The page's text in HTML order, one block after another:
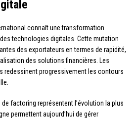
connaît une transformation
technologies digitales. Cette mutation
des exportateurs en termes de rapidité,
des solutions financières. Les
redessinent progressivement les contours
de factoring représentent l’évolution la plus
permettent aujourd’hui de gérer